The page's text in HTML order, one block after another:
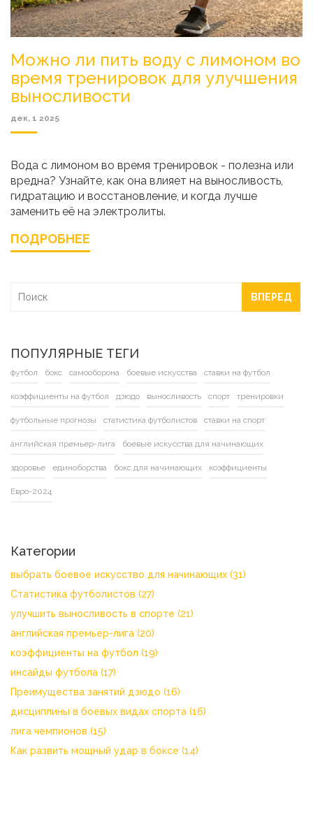
Можно ли пить воду с лимоном во
время тренировок для улучшения
выносливости
дек, 1 2025
Вода с лимоном во время тренировок - полезна или
вредна? Узнайте, как она влияет на выносливость,
гидратацию и восстановление, и когда лучше
заменить её на электролиты.
ПОДРОБНЕЕ
ВПЕРЕД
ПОПУЛЯРНЫЕ ТЕГИ
футбол бокс самооборона боевые искусства ставки на футбол
коэффициенты на футбол дзюдо выносливость спорт тренировки
футбольные прогнозы статистика футболистов ставки на спорт
английская премьер-лига боевые искусства для начинающих
здоровье единоборства бокс для начинающих коэффициенты
Евро-2024
Категории
выбрать боевое искусство для начинающих (31)
Статистика футболистов (27)
улучшить выносливость в спорте (21)
английская премьер-лига (20)
коэффициенты на футбол (19)
инсайды футбола (17)
Преимущества занятий дзюдо (16)
дисциплины в боевых видах спорта (16)
лига чемпионов (15)
Как развить мощный удар в боксе (14)